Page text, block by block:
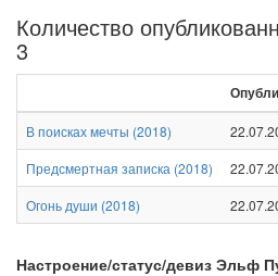
Количество
3
В поисках мечты (2018)
Предсмертная записка (2018)
Огонь души (2018)
Настроение/статус/девиз Эльф